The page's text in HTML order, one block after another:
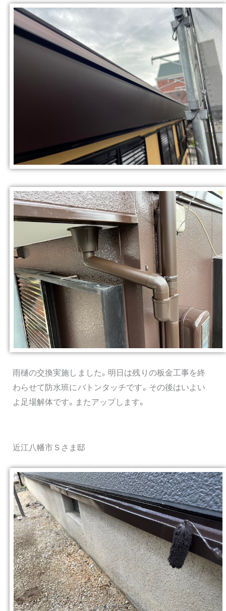
雨樋の交換実施しました。明日は残りの板金工事を終
わらせて防水班にバトンタッチです。その後はいよい
よ足場解体です。またアップします。
近江八幡市Ｓさま邸